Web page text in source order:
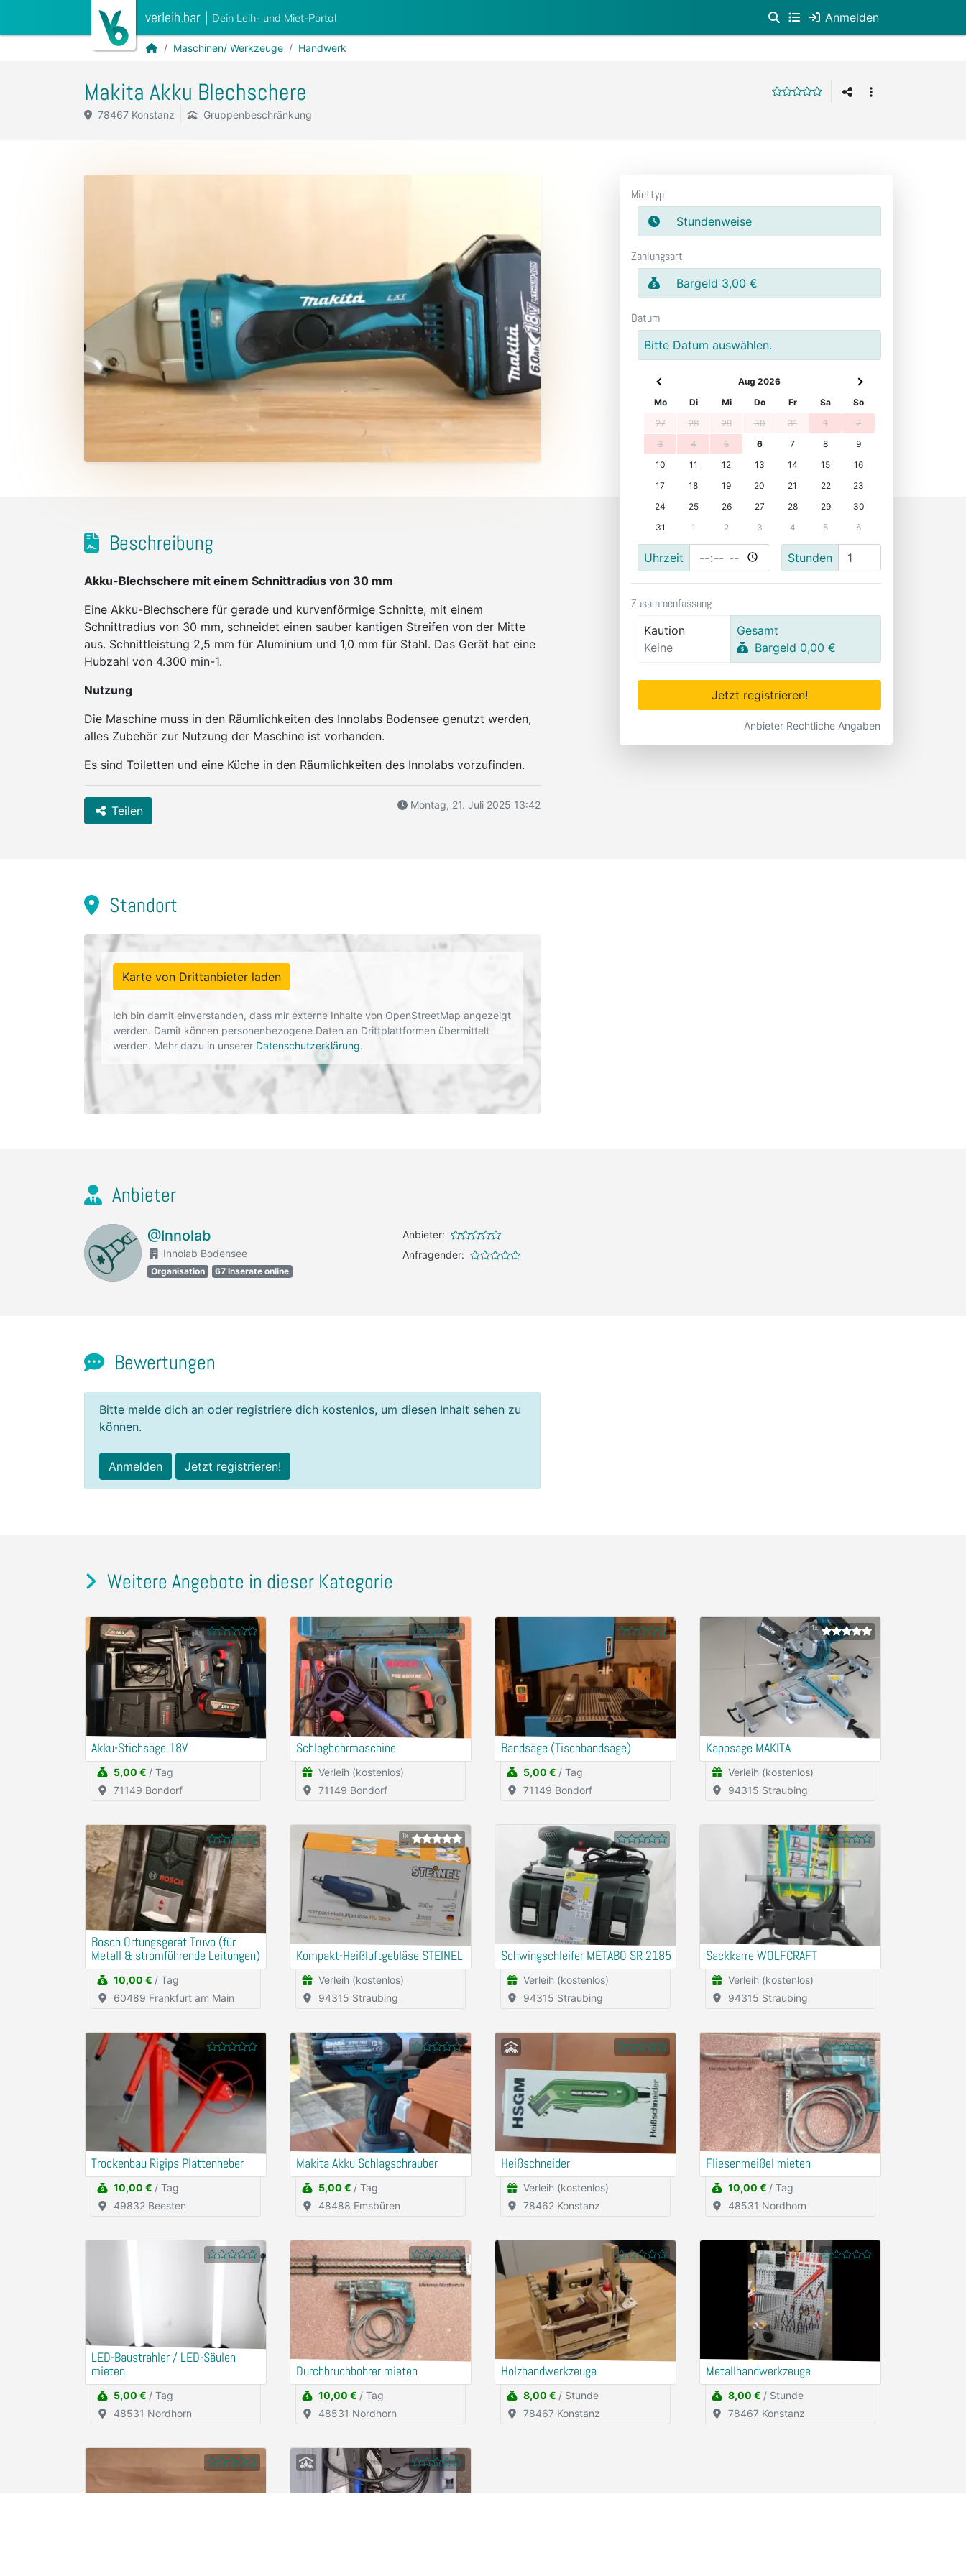
verleih.bar | Dein Leih- und Miet-Portal Anmelden
Maschinen/ Werkzeuge Handwerk
Makita Akku Blechschere
78467 Konstanz Gruppenbeschränkung
Miettyp
Stundenweise
Zahlungsart
Bargeld 3,00 €
Datum
Bitte Datum auswählen.
Aug 2026
Mo
Di Mi Do Fr Sa
So
27
28 29 30 31 1
2
3
4 5 6 7 8
9
10
11 12 13 14 15
16
17
18 19 20 21 22
23
24
25 26 27 28 29
30
31
1 2 3 4 5 6
Uhrzeit Stunden
Zusammenfassung
Kaution
Keine
Gesamt
Bargeld 0,00 €
Jetzt registrieren!
Anbieter Rechtliche Angaben
Beschreibung
Akku-Blechschere mit einem Schnittradius von 30 mm
Eine Akku-Blechschere für gerade und kurvenförmige Schnitte, mit einem
Schnittradius von 30 mm, schneidet einen sauber kantigen Streifen von der Mitte
aus. Schnittleistung 2,5 mm für Aluminium und 1,0 mm für Stahl. Das Gerät hat eine
Hubzahl von 4.300 min-1.
Nutzung
Die Maschine muss in den Räumlichkeiten des Innolabs Bodensee genutzt werden,
alles Zubehör zur Nutzung der Maschine ist vorhanden.
Es sind Toiletten und eine Küche in den Räumlichkeiten des Innolabs vorzufinden.
Teilen Montag, 21. Juli 2025 13:42
Standort
Karte von Drittanbieter laden
Ich bin damit einverstanden, dass mir externe Inhalte von OpenStreetMap angezeigt
werden. Damit können personenbezogene Daten an Drittplattformen übermittelt
werden. Mehr dazu in unserer Datenschutzerklärung.
Anbieter
@Innolab
Innolab Bodensee
Organisation 67 Inserate online
Anbieter:
Anfragender:
Bewertungen
Bitte melde dich an oder registriere dich kostenlos, um diesen Inhalt sehen zu
können.
Anmelden Jetzt registrieren!
Weitere Angebote in dieser Kategorie
Akku-Stichsäge 18V
5,00 € / Tag
71149 Bondorf
Schlagbohrmaschine
Verleih (kostenlos)
71149 Bondorf
Bandsäge (Tischbandsäge)
5,00 € / Tag
71149 Bondorf
1x
Kappsäge MAKITA
Verleih (kostenlos)
94315 Straubing
Bosch Ortungsgerät Truvo (für
Metall & stromführende Leitungen)
10,00 € / Tag
60489 Frankfurt am Main
1x
Kompakt-Heißluftgebläse STEINEL
Verleih (kostenlos)
94315 Straubing
Schwingschleifer METABO SR 2185
Verleih (kostenlos)
94315 Straubing
Sackkarre WOLFCRAFT
Verleih (kostenlos)
94315 Straubing
Trockenbau Rigips Plattenheber
10,00 € / Tag
49832 Beesten
Makita Akku Schlagschrauber
5,00 € / Tag
48488 Emsbüren
Heißschneider
Verleih (kostenlos)
78462 Konstanz
Fliesenmeißel mieten
10,00 € / Tag
48531 Nordhorn
LED-Baustrahler / LED-Säulen
mieten
5,00 € / Tag
48531 Nordhorn
Durchbruchbohrer mieten
10,00 € / Tag
48531 Nordhorn
Holzhandwerkzeuge
8,00 € / Stunde
78467 Konstanz
Metallhandwerkzeuge
8,00 € / Stunde
78467 Konstanz